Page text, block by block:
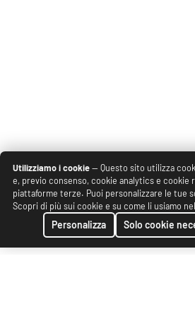
Utilizziamo i cookie— Questo sito utilizza
e, previo consenso, cookie analytics e cookie
piattaforme terze. Puoi personalizzare le tue
Scopri di più sui cookie e su come li usiamo
Personalizza Solo cookie